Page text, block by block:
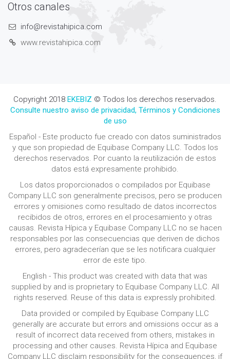
Otros canales
info@revistahipica.com
www.revistahipica.com
Copyright 2018 EKEBIZ © Todos los derechos reservados.
Consulte nuestro aviso de privacidad, Términos y Condiciones
de uso
Español - Este producto fue creado con datos suministrados
y que son propiedad de Equibase Company LLC. Todos los
derechos reservados. Por cuanto la reutilización de estos
datos está expresamente prohibido.
Los datos proporcionados o compilados por Equibase
Company LLC son generalmente precisos, pero se producen
errores y omisiones como resultado de datos incorrectos
recibidos de otros, errores en el procesamiento y otras
causas. Revista Hípica y Equibase Company LLC no se hacen
responsables por las consecuencias que deriven de dichos
errores, pero agradecerían que se les notificara cualquier
error de este tipo.
English - This product was created with data that was
supplied by and is proprietary to Equibase Company LLC. All
rights reserved. Reuse of this data is expressly prohibited.
Data provided or compiled by Equibase Company LLC
generally are accurate but errors and omissions occur as a
result of incorrect data received from others, mistakes in
processing and other causes. Revista Hípica and Equibase
Company LLC disclaim responsibility for the consequences, if